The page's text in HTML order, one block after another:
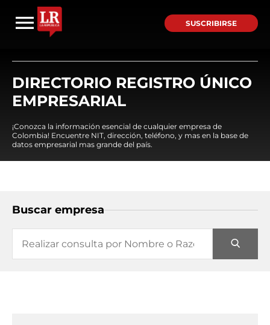
SUSCRIBIRSE
DIRECTORIO REGISTRO ÚNICO
EMPRESARIAL
¡Conozca la información esencial de cualquier empresa de
Colombia! Encuentre NIT, dirección, teléfono, y mas en la base de
datos empresarial mas grande del país.
Buscar empresa